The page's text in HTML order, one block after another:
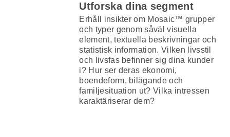
Utforska dina segment
Erhåll insikter om Mosaic™ grupper
och typer genom såväl visuella
element, textuella beskrivningar och
statistisk information. Vilken livsstil
och livsfas befinner sig dina kunder
i? Hur ser deras ekonomi,
boendeform, bilägande och
familjesituation ut? Vilka intressen
karaktäriserar dem?